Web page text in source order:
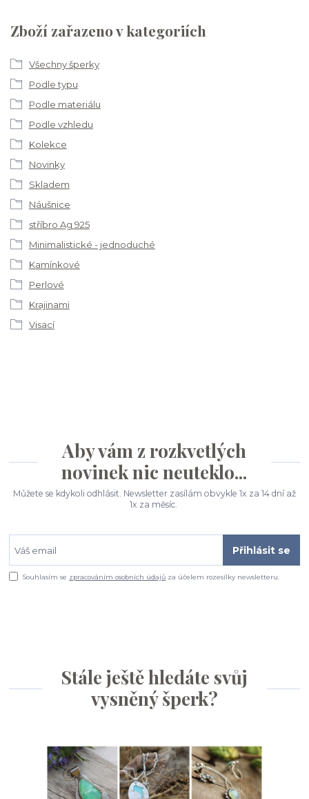
Zboží zařazeno v kategoriích
Všechny šperky
Podle typu
Podle materiálu
Podle vzhledu
Kolekce
Novinky
Skladem
Náušnice
stříbro Ag 925
Minimalistické - jednoduché
Kamínkové
Perlové
Krajinami
Visací
Aby vám z rozkvetlých
novinek nic neuteklo...
Můžete se kdykoli odhlásit. Newsletter zasílám obvykle 1x za 14 dní až
1x za měsíc.
Přihlásit se
Souhlasím se zpracováním osobních údajů za účelem rozesílky newsletteru.
Stále ještě hledáte svůj
vysněný šperk?